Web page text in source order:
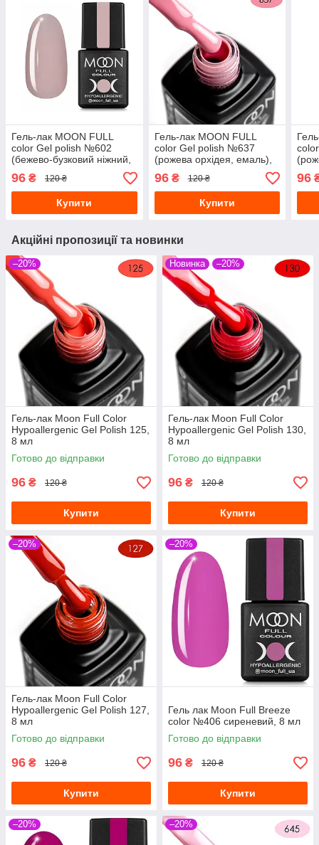
Гель-лак MOON FULL
color Gel polish №602
(бежево-бузковий ніжний,
емаль), 8 мл
96 ₴ 120 ₴
Купити
Гель-лак MOON FULL
color Gel polish №637
(рожева орхідея, емаль),
8 мл Гель-лак Full Moon
Осінь-Winter № 637
96₴ 120 ₴
Купити
мл
96
Акційні пропозиції та новинки
–20%
Гель-лак Moon Full Сolor
Hypoallergenic Gel Рolish 125,
8 мл
Готово до відправки
96 ₴ 120 ₴
Купити
Новинка –20%
Гель-лак Moon Full Сolor
Hypoallergenic Gel Рolish 130,
8 мл
Готово до відправки
96 ₴ 120 ₴
Купити
–20%
Гель-лак Moon Full Сolor
Hypoallergenic Gel Рolish 127,
8 мл
Готово до відправки
96 ₴ 120 ₴
Купити
–20%
Гель лак Moon Full Breeze
color №406 сиреневий, 8 мл
Готово до відправки
96 ₴ 120 ₴
Купити
–20% –20%